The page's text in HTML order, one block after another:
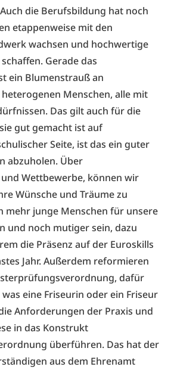
die Berufsbildung hat noch
etappenweise mit den
wachsen und hochwertige
Gerade das
ein Blumenstrauß an
Menschen, alle mit
Das gilt auch für die
gut gemacht ist auf
Seite, ist das ein guter
abzuholen. Über
Wettbewerbe, können wir
Wünsche und Träume zu
mehr junge Menschen für unsere
und noch mutiger sein, dazu
die Präsenz auf der Euroskills
Jahr. Außerdem reformieren
dafür
eine Friseurin oder ein Friseur
Anforderungen der Praxis und
in das Konstrukt
überführen. Das hat der
aus dem Ehrenamt